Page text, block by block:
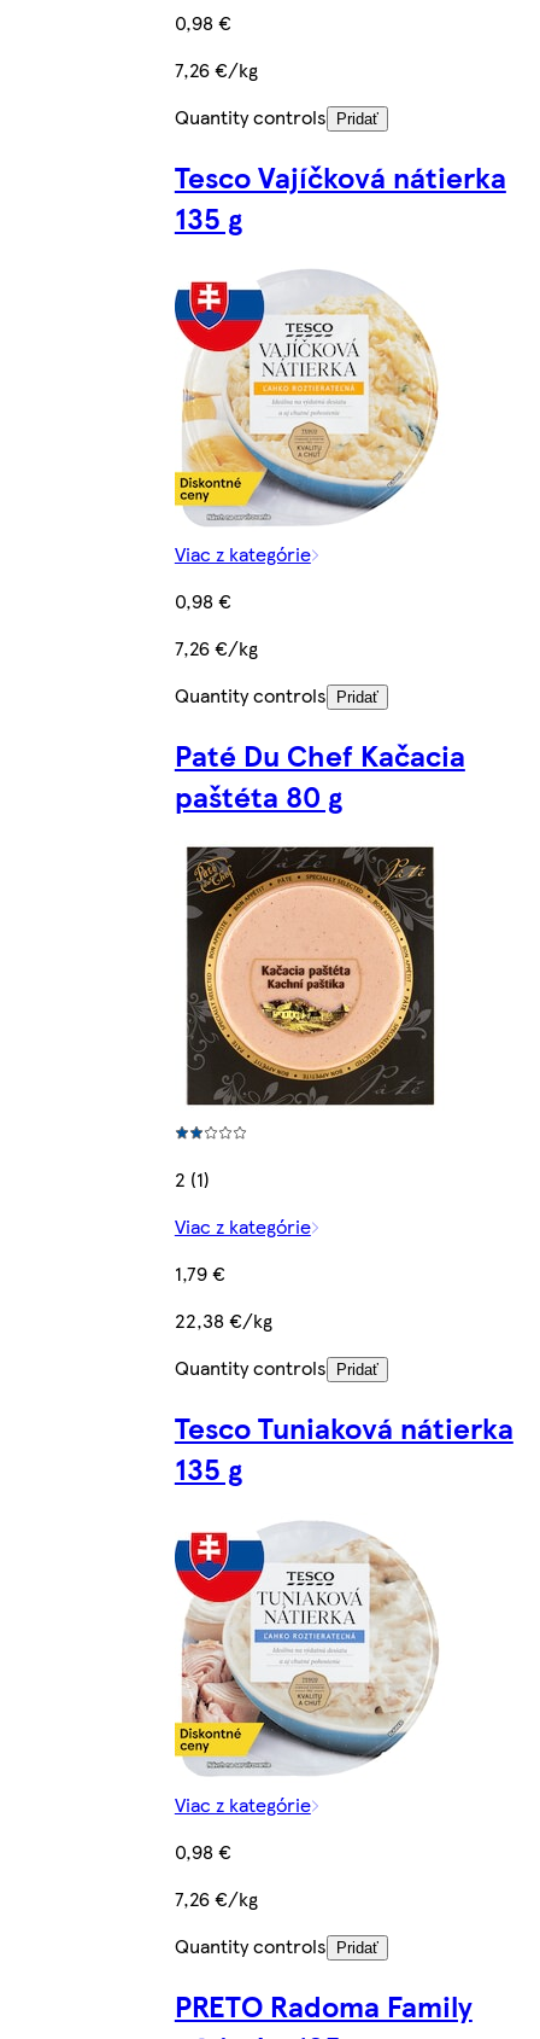
0,98 €
7,26 €/kg
Quantity controls
Pridať
Tesco Vajíčková nátierka
135 g
Viac z kategórie
0,98 €
7,26 €/kg
Quantity controls
Pridať
Paté Du Chef Kačacia
paštéta 80 g
2 (1)
Viac z kategórie
1,79 €
22,38 €/kg
Quantity controls
Pridať
Tesco Tuniaková nátierka
135 g
Viac z kategórie
0,98 €
7,26 €/kg
Quantity controls
Pridať
PRETO Radoma Family